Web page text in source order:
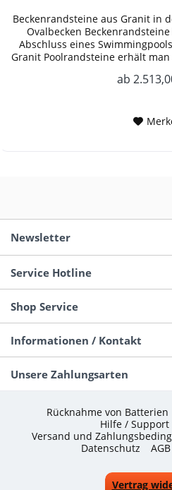
Beckenrandsteine aus Granit in
Ovalbecken
Abschluss eines
Granit Poolrandsteine erhält
ab
Newsletter
Service Hotline
Shop Service
Informationen / Kontakt
Unsere Zahlungsarten
Rücknahme von Batterien
Hilfe / Support
Versand und
Datenschutz
AGB
Vertrag